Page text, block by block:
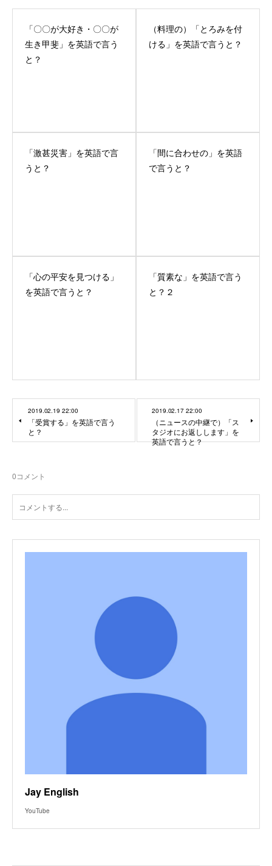
「〇〇が大好き・〇〇が
生き甲斐」を英語で言う
と？
（料理の）「とろみを付
ける」を英語で言うと？
「激甚災害」を英語で言
うと？
「間に合わせの」を英語
で言うと？
「心の平安を見つける」
を英語で言うと？
「質素な」を英語で言う
と？２
2019.02.19 22:00
「受賞する」を英語で言う
と？
2019.02.17 22:00
（ニュースの中継で）「ス
タジオにお返しします」を
英語で言うと？
0コメント
Jay English
YouTube